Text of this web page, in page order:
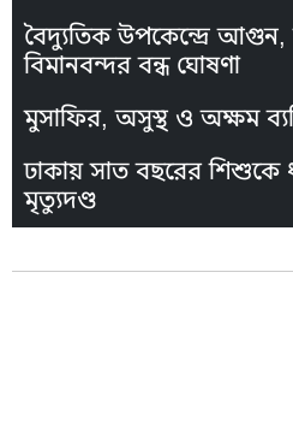
বৈদ্যুতিক উপকেন্দ্রে আগুন,
বিমানবন্দর বন্ধ ঘোষণা
মুসাফির, অসুস্থ ও অক্ষম
ঢাকায় সাত বছরের শিশুকে
মৃত্যুদণ্ড